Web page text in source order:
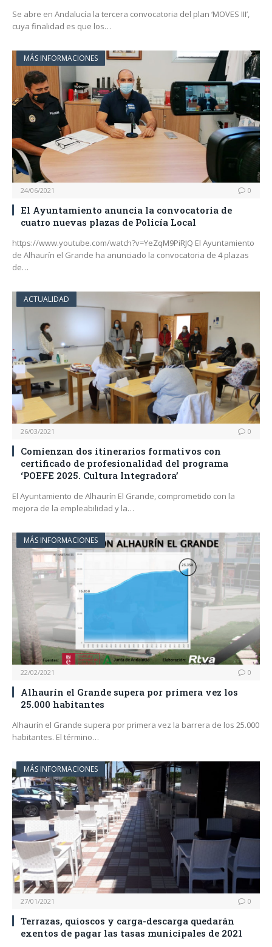
Se abre en Andalucía la tercera convocatoria del plan ‘MOVES III’,
cuya finalidad es que los…
MÁS INFORMACIONES
24/06/2021 0
El Ayuntamiento anuncia la convocatoria de
cuatro nuevas plazas de Policía Local
https://www.youtube.com/watch?v=YeZqM9PiRJQ El Ayuntamiento
de Alhaurín el Grande ha anunciado la convocatoria de 4 plazas
de…
ACTUALIDAD
26/03/2021 0
Comienzan dos itinerarios formativos con
certificado de profesionalidad del programa
‘POEFE 2025. Cultura Integradora’
El Ayuntamiento de Alhaurín El Grande, comprometido con la
mejora de la empleabilidad y la…
MÁS INFORMACIONES
22/02/2021 0
Alhaurín el Grande supera por primera vez los
25.000 habitantes
Alhaurín el Grande supera por primera vez la barrera de los 25.000
habitantes. El término…
MÁS INFORMACIONES
27/01/2021 0
Terrazas, quioscos y carga-descarga quedarán
exentos de pagar las tasas municipales de 2021